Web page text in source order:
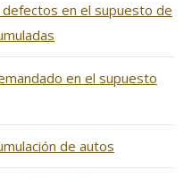
en el supuesto de
en el supuesto
de autos